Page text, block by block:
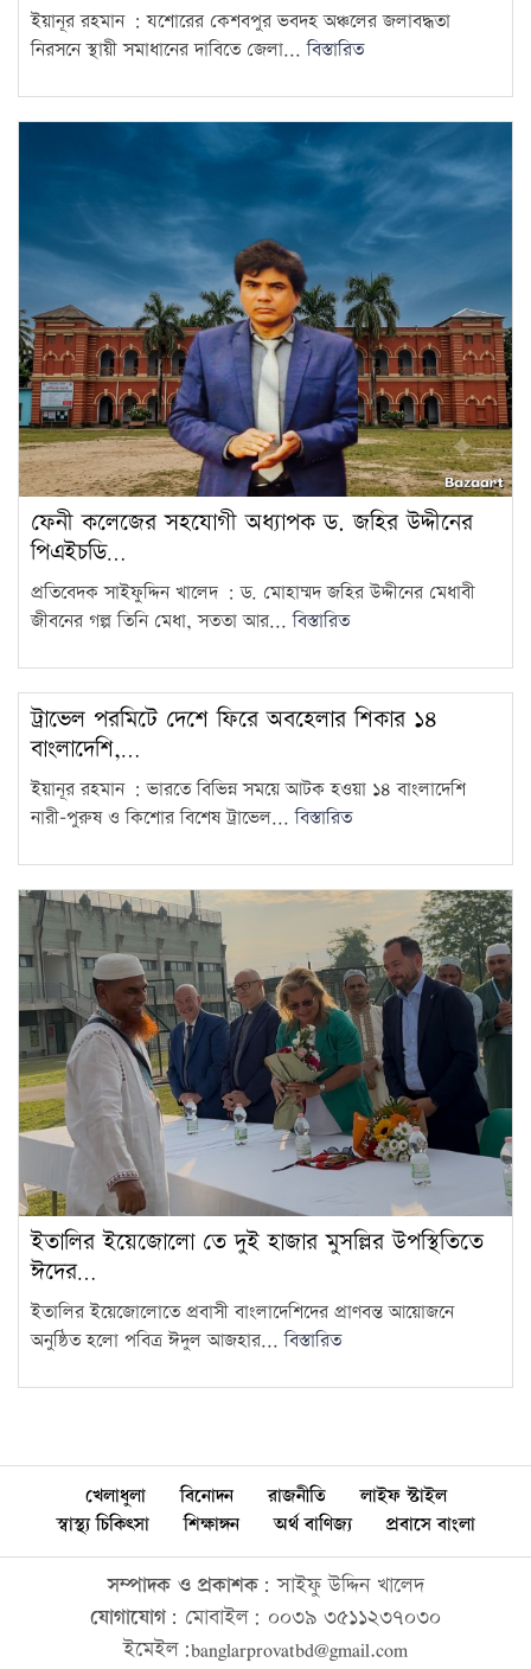
ইয়ানূর রহমান : যশোরের কেশবপুর ভবদহ অঞ্চলের জলাবদ্ধতা
নিরসনে স্থায়ী সমাধানের দাবিতে জেলা...বিস্তারিত
ফেনী কলেজের সহযোগী অধ্যাপক ড. জহির উদ্দীনের
পিএইচডি…
প্রতিবেদক সাইফুদ্দিন খালেদ : ড. মোহাম্মদ জহির উদ্দীনের মেধাবী
জীবনের গল্প তিনি মেধা, সততা আর...বিস্তারিত
ট্রাভেল পরমিটে দেশে ফিরে অবহেলার শিকার ১৪
বাংলাদেশি,…
ইয়ানূর রহমান : ভারতে বিভিন্ন সময়ে আটক হওয়া ১৪ বাংলাদেশি
নারী-পুরুষ ও কিশোর বিশেষ ট্রাভেল...বিস্তারিত
ইতালির ইয়েজোলো তে দুই হাজার মুসল্লির উপস্থিতিতে
ঈদের…
ইতালির ইয়েজোলোতে প্রবাসী বাংলাদেশিদের প্রাণবন্ত আয়োজনে
অনুষ্ঠিত হলো পবিত্র ঈদুল আজহার...বিস্তারিত
খেলাধুলা বিনোদন রাজনীতি
লাইফ স্টাইল
স্বাস্থ্য চিকিৎসা
শিক্ষাঙ্গন অর্থ বাণিজ্য প্রবাসে বাংলা
সম্পাদক ও প্রকাশক: সাইফু উদ্দিন খালেদ
যোগাযোগ: মোবাইল: ০০৩৯ ৩৫১১২৩৭০৩০
ইমেইল:banglarprovatbd@gmail.com